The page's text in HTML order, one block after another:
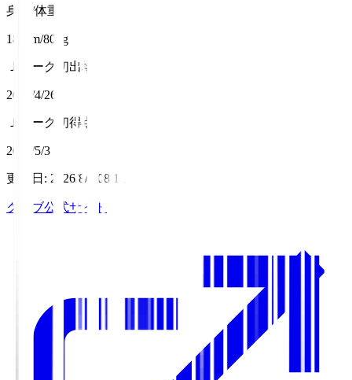
身長/体重
184cm/80kg
Ｊリーグ初出場
2025/4/26
Ｊリーグ初得点
2025/5/3
更新日 : 2026/8/7 08:11
クラブ公式サイト